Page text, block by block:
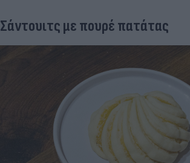
Σάντουιτς με πουρέ πατάτας